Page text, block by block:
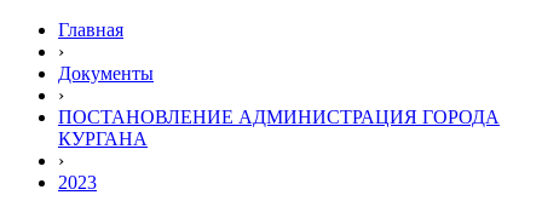
Главная
›
Документы
›
ПОСТАНОВЛЕНИЕ АДМИНИСТРАЦИЯ ГОРОДА
КУРГАНА
›
2023